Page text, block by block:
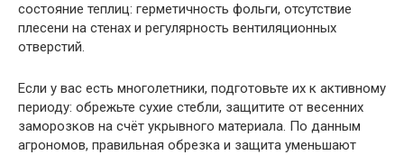
состояние теплиц: герметичность фольги, отсутствие
плесени на стенах и регулярность вентиляционных
отверстий.
Если у вас есть многолетники, подготовьте их к активному
периоду: обрежьте сухие стебли, защитите от весенних
заморозков на счёт укрывного материала. По данным
агрономов, правильная обрезка и защита уменьшают